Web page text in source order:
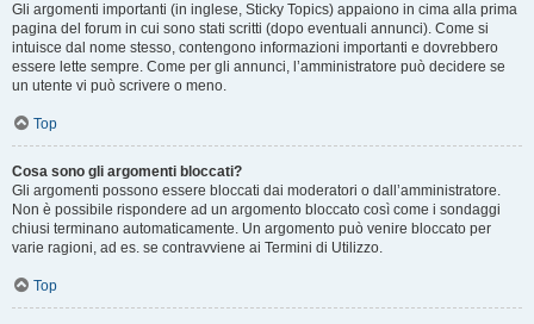
Gli argomenti importanti (in inglese, Sticky Topics) appaiono in cima alla prima
pagina del forum in cui sono stati scritti (dopo eventuali annunci). Come si
intuisce dal nome stesso, contengono informazioni importanti e dovrebbero
essere lette sempre. Come per gli annunci, l’amministratore può decidere se
un utente vi può scrivere o meno.
Top
Cosa sono gli argomenti bloccati?
Gli argomenti possono essere bloccati dai moderatori o dall’amministratore.
Non è possibile rispondere ad un argomento bloccato così come i sondaggi
chiusi terminano automaticamente. Un argomento può venire bloccato per
varie ragioni, ad es. se contravviene ai Termini di Utilizzo.
Top